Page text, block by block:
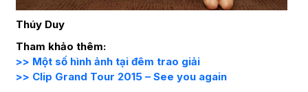
Thúy Duy
Tham khảo thêm:
>> Một số hình ảnh tại đêm trao giải
>> Clip Grand Tour 2015 – See you again